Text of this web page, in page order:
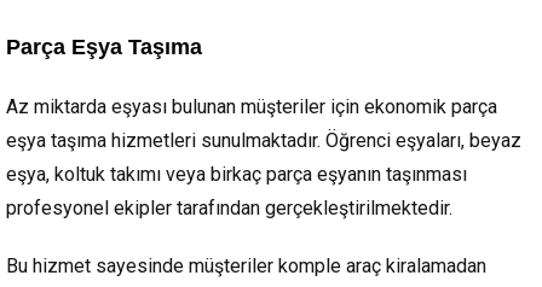
Parça Eşya Taşıma
Az miktarda eşyası bulunan müşteriler için ekonomik parça
eşya taşıma hizmetleri sunulmaktadır. Öğrenci eşyaları, beyaz
eşya, koltuk takımı veya birkaç parça eşyanın taşınması
profesyonel ekipler tarafından gerçekleştirilmektedir.
Bu hizmet sayesinde müşteriler komple araç kiralamadan